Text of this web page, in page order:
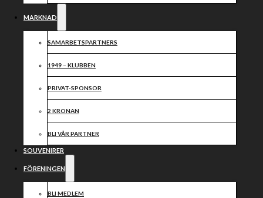
MARKNAD
SAMARBETSPARTNERS
1949 – KLUBBEN
PRIVAT-SPONSOR
2 KRONAN
BLI VÅR PARTNER
SOUVENIRER
FÖRENINGEN
BLI MEDLEM